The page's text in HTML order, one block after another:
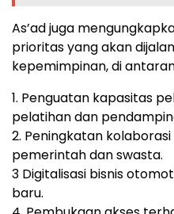
As’ad juga
prioritas yang akan
kepemimpinan, di
1. Penguatan kapasitas
pelatihan dan
2. Peningkatan
pemerintah dan swasta.
3 Digitalisasi bisnis
baru.